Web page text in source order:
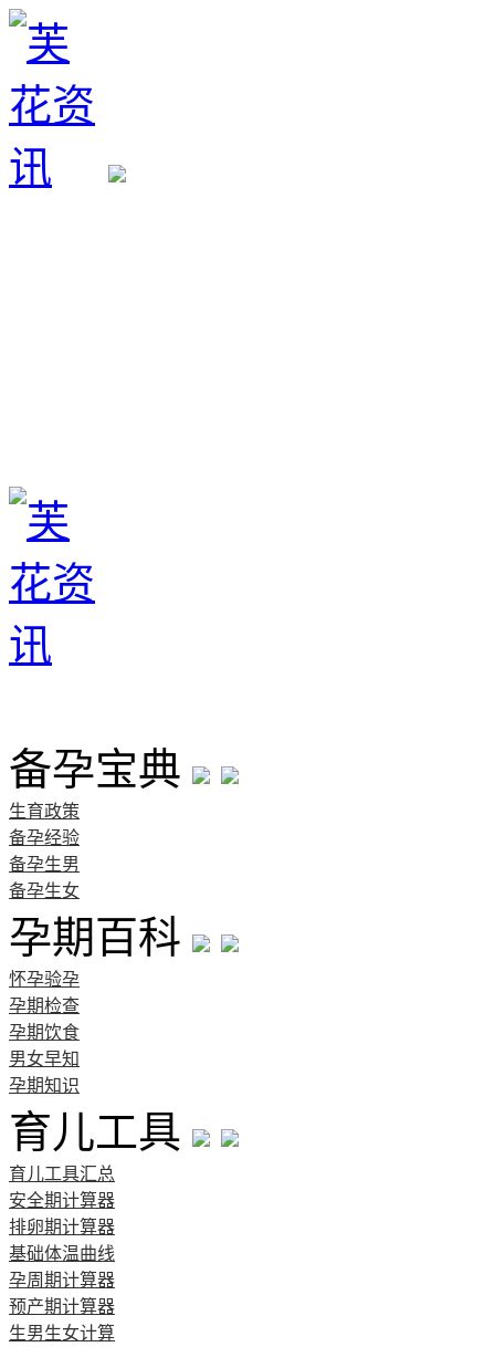
备孕宝典
生育政策
备孕经验
备孕生男
备孕生女
孕期百科
怀孕验孕
孕期检查
孕期饮食
男女早知
孕期知识
育儿工具
育儿工具汇总
安全期计算器
排卵期计算器
基础体温曲线
孕周期计算器
预产期计算器
生男生女计算